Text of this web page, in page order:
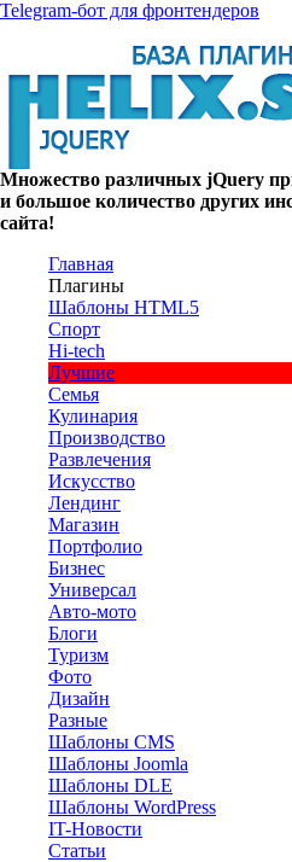
Telegram-бот для фронтендеров
Множество различных jQuery
и большое количество других
сайта!
Главная
Плагины
Шаблоны HTML5
Спорт
Hi-tech
Лучшие
Семья
Кулинария
Производство
Развлечения
Искусство
Лендинг
Магазин
Портфолио
Бизнес
Универсал
Авто-мото
Блоги
Туризм
Фото
Дизайн
Разные
Шаблоны CMS
Шаблоны Joomla
Шаблоны DLE
Шаблоны WordPress
IT-Новости
Статьи